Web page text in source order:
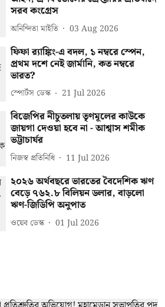
সরব কংগ্রেস
অনিন্দিতা মাইতি 03 Aug 2026
ফিফা র‍্যাঙ্কিং-এ বদল, ১ নম্বরে স্পেন,
প্রথম দশে নেই জার্মানি, কত নম্বরে
ভারত?
স্পোর্টস ডেস্ক 21 Jul 2026
বিজেপির নীচুতলায় তৃণমূলের কাউকে
জায়গা দেওয়া হবে না - আশ্বাস শমীক
ভট্টাচার্যর
নিজস্ব প্রতিনিধি 11 Jul 2026
২০২৬ অর্থবছরে ভারতের বৈদেশিক ঋণ
বেড়ে ৭৬২.৮ বিলিয়ন ডলার, বাড়লো
ঋণ-জিডিপি অনুপাত
ওয়েব ডেস্ক 01 Jul 2026